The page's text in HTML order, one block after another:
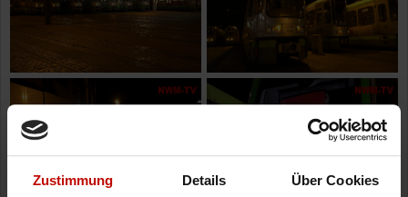
Zustimmung Details Über Cookies